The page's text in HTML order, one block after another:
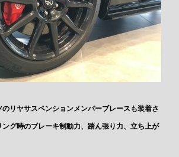
リヤサスペンションメンバーブレースも装着さ
グ時のブレーキ制動力、踏ん張り力、立ち上が